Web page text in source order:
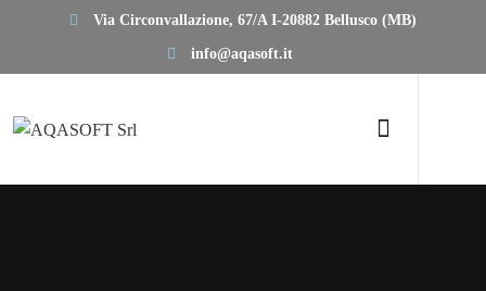
Via Circonvallazione, 67/A I-20882 Bellusco (MB)
info@aqasoft.it